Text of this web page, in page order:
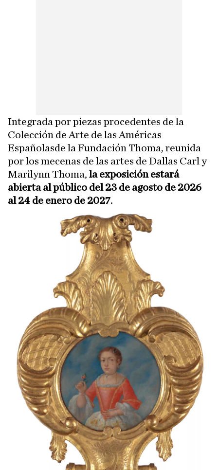
Integrada por piezas procedentes de la
Colección de Arte de las Américas
Españolasde la Fundación Thoma, reunida
por los mecenas de las artes de Dallas Carl y
Marilynn Thoma, la exposición estará
abierta al público del 23 de agosto de 2026
al 24 de enero de 2027.